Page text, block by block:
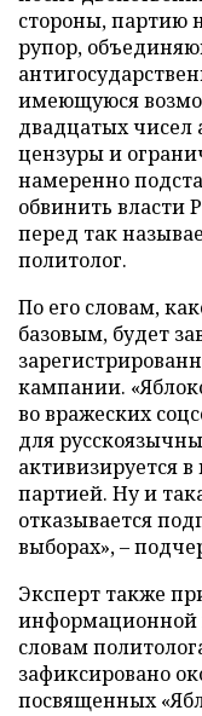
стороны, партию
рупор,
имеющуюся
двадцатых чисел
цензуры и
намеренно
обвинить власти
перед так
политолог.
По его словам,
базовым, будет
кампании.
во вражеских
для
активизируется
партией. Ну и
отказывается
выборах», –
Эксперт также
информационной
словам
зафиксировано
посвященных